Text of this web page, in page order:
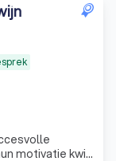
motivatie kwijt